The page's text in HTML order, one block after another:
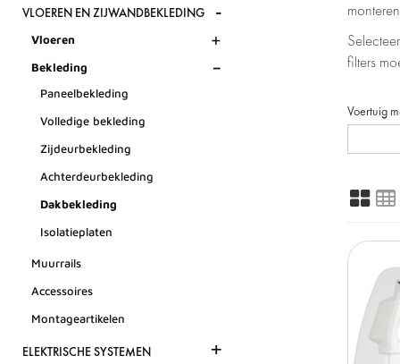
VLOEREN EN ZIJWANDBEKLEDING -
Vloeren +
Bekleding -
Paneelbekleding
Volledige bekleding
Zijdeurbekleding
Achterdeurbekleding
Dakbekleding
Isolatieplaten
Muurrails
Accessoires
Montageartikelen
ELEKTRISCHE SYSTEMEN +
filters
Voertuig